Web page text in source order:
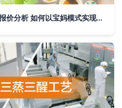
最新英氏婴儿价格与批发报价分析 如何以宝妈模式实现亲子资产的深度布局